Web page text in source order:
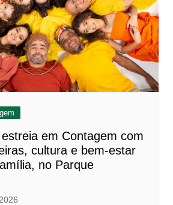
em Contagem com
cultura e bem-estar
no Parque